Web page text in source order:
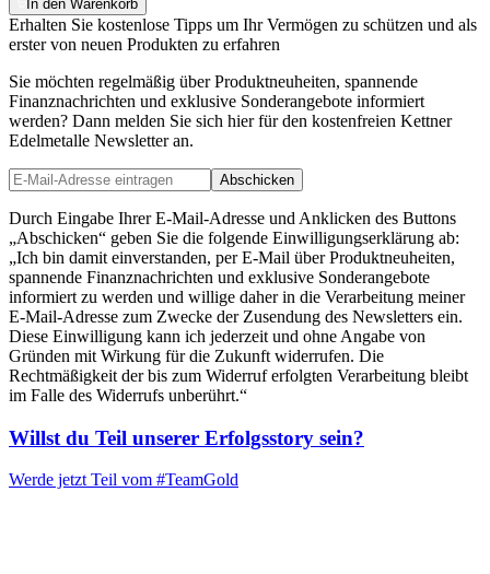
In den Warenkorb
Erhalten Sie kostenlose Tipps um Ihr Vermögen zu schützen und als
erster von neuen Produkten zu erfahren
Sie möchten regelmäßig über Produktneuheiten, spannende
Finanznachrichten und exklusive Sonderangebote informiert
werden? Dann melden Sie sich hier für den kostenfreien Kettner
Edelmetalle Newsletter an.
Abschicken
Durch Eingabe Ihrer E-Mail-Adresse und Anklicken des Buttons
„Abschicken“ geben Sie die folgende Einwilligungserklärung ab:
„Ich bin damit einverstanden, per E-Mail über Produktneuheiten,
spannende Finanznachrichten und exklusive Sonderangebote
informiert zu werden und willige daher in die Verarbeitung meiner
E-Mail-Adresse zum Zwecke der Zusendung des Newsletters ein.
Diese Einwilligung kann ich jederzeit und ohne Angabe von
Gründen mit Wirkung für die Zukunft widerrufen. Die
Rechtmäßigkeit der bis zum Widerruf erfolgten Verarbeitung bleibt
im Falle des Widerrufs unberührt.“
Willst du Teil unserer Erfolgsstory sein?
Werde jetzt Teil vom #TeamGold